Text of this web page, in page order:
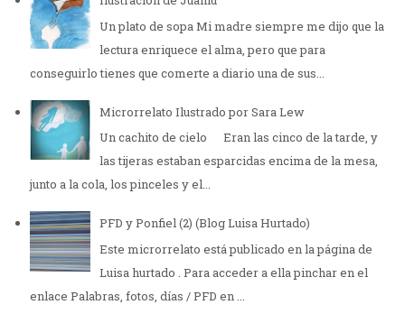
Un plato de sopa Mi madre siempre me dijo que la
lectura enriquece el alma, pero que para
conseguirlo tienes que comerte a diario una de sus...
Microrrelato Ilustrado por Sara Lew
Un cachito de cielo Eran las cinco de la tarde, y
las tijeras estaban esparcidas encima de la mesa,
junto a la cola, los pinceles y el...
PFD y Ponfiel (2) (Blog Luisa Hurtado)
Este microrrelato está publicado en la página de
Luisa hurtado . Para acceder a ella pinchar en el
enlace Palabras, fotos, días / PFD en ...